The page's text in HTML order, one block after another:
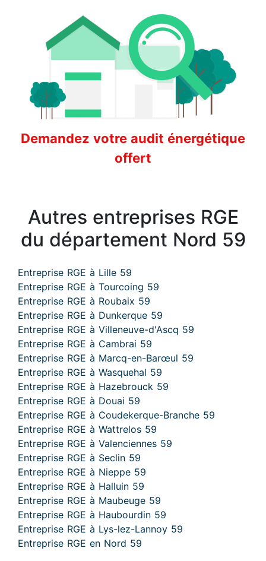
Demandez votre audit énergétique
offert
Autres entreprises RGE
du département Nord 59
Entreprise RGE à Lille 59
Entreprise RGE à Tourcoing 59
Entreprise RGE à Roubaix 59
Entreprise RGE à Dunkerque 59
Entreprise RGE à Villeneuve-d'Ascq 59
Entreprise RGE à Cambrai 59
Entreprise RGE à Marcq-en-Barœul 59
Entreprise RGE à Wasquehal 59
Entreprise RGE à Hazebrouck 59
Entreprise RGE à Douai 59
Entreprise RGE à Coudekerque-Branche 59
Entreprise RGE à Wattrelos 59
Entreprise RGE à Valenciennes 59
Entreprise RGE à Seclin 59
Entreprise RGE à Nieppe 59
Entreprise RGE à Halluin 59
Entreprise RGE à Maubeuge 59
Entreprise RGE à Haubourdin 59
Entreprise RGE à Lys-lez-Lannoy 59
Entreprise RGE en Nord 59